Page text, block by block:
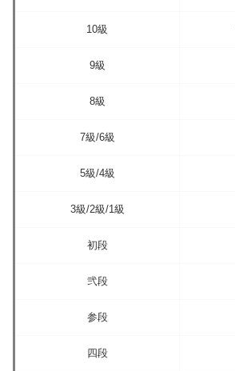
10級
9級
8級
7級/6級
5級/4級
3級/2級/1級
初段
弐段
参段
四段